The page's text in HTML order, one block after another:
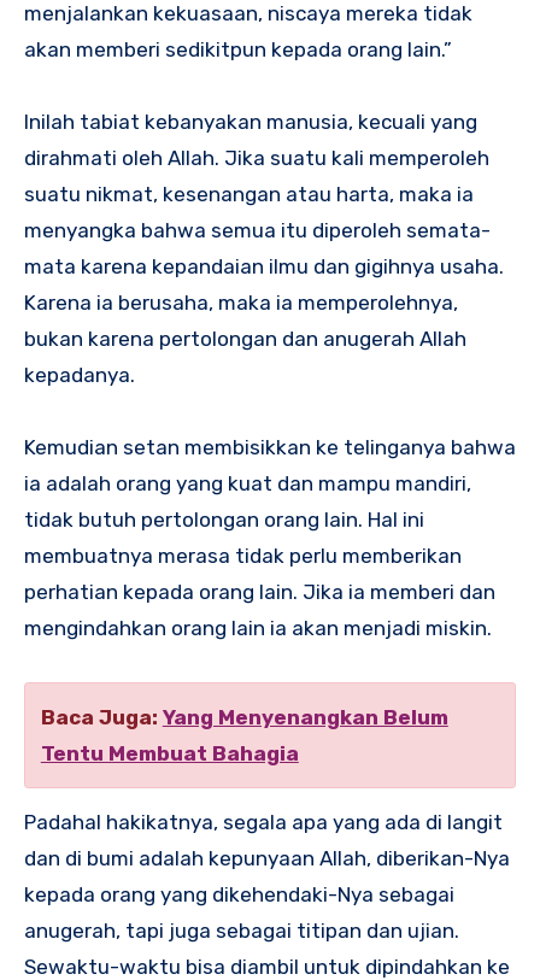
menjalankan kekuasaan, niscaya mereka tidak
akan memberi sedikitpun kepada orang lain.”
Inilah tabiat kebanyakan manusia, kecuali yang
dirahmati oleh Allah. Jika suatu kali memperoleh
suatu nikmat, kesenangan atau harta, maka ia
menyangka bahwa semua itu diperoleh semata-
mata karena kepandaian ilmu dan gigihnya usaha.
Karena ia berusaha, maka ia memperolehnya,
bukan karena pertolongan dan anugerah Allah
kepadanya.
Kemudian setan membisikkan ke telinganya bahwa
ia adalah orang yang kuat dan mampu mandiri,
tidak butuh pertolongan orang lain. Hal ini
membuatnya merasa tidak perlu memberikan
perhatian kepada orang lain. Jika ia memberi dan
mengindahkan orang lain ia akan menjadi miskin.
Baca Juga: Yang Menyenangkan Belum
Tentu Membuat Bahagia
Padahal hakikatnya, segala apa yang ada di langit
dan di bumi adalah kepunyaan Allah, diberikan-Nya
kepada orang yang dikehendaki-Nya sebagai
anugerah, tapi juga sebagai titipan dan ujian.
Sewaktu-waktu bisa diambil untuk dipindahkan ke